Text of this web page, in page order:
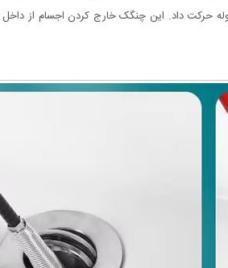
حرکت داد. این چنگک خارج کردن اجسام از